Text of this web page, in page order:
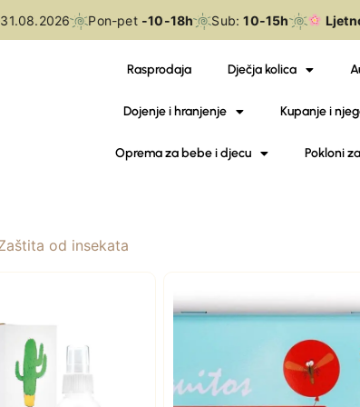
Pon-pet-10-18h Sub:10-15h
Rasprodaja Dječja kolica
Dojenje i hranjenje Kupanje i
Oprema za bebe i djecu Pokloni
od insekata